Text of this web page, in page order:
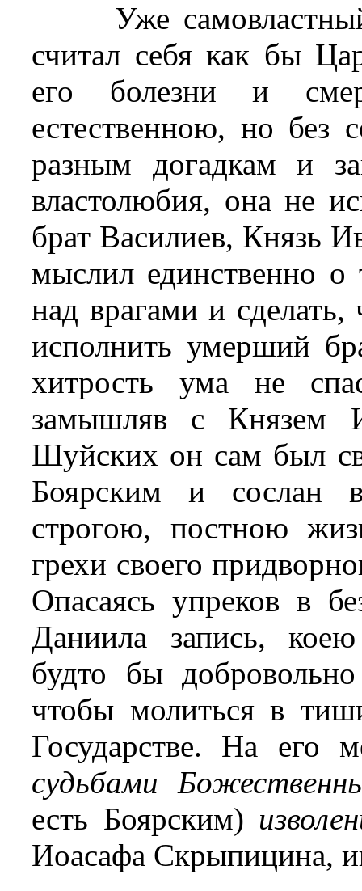
Уже
считал себя как бы
его болезни и
естественною, но без
разным догадкам и
властолюбия, она не
брат Василиев, Князь
мыслил единственно
над врагами и
исполнить умерший
хитрость ума не
замышляв с Князем
Шуйских он сам был
Боярским и сослан
строгою, постною
грехи своего
Опасаясь упреков в
Даниила запись,
будто бы добровольно
чтобы молиться в
Государстве. На его
судьбами
есть Боярским)
Иоасафа Скрыпицина,